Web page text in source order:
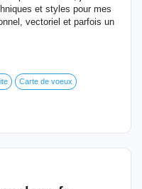
et styles pour mes
vectoriel et parfois un
Carte de voeux